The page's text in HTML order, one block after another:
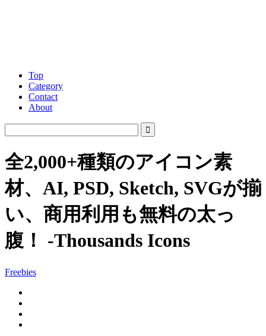
Top
Category
Contact
About
全2,000+種類のアイコン素
材、AI, PSD, Sketch, SVGが揃
い、商用利用も無料の太っ
腹！ -Thousands Icons
Freebies